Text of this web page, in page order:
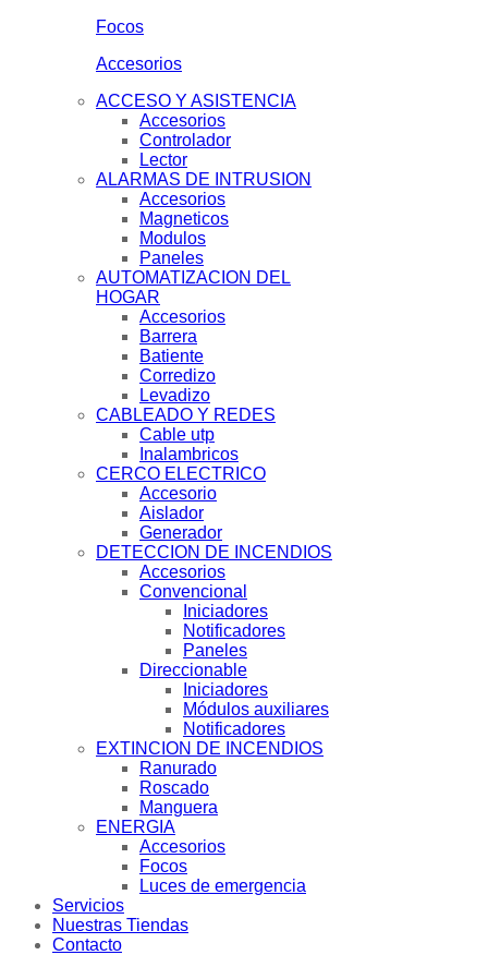
Focos
Accesorios
ACCESO Y ASISTENCIA
Accesorios
Controlador
Lector
ALARMAS DE INTRUSION
Accesorios
Magneticos
Modulos
Paneles
AUTOMATIZACION DEL
HOGAR
Accesorios
Barrera
Batiente
Corredizo
Levadizo
CABLEADO Y REDES
Cable utp
Inalambricos
CERCO ELECTRICO
Accesorio
Aislador
Generador
DETECCION DE INCENDIOS
Accesorios
Convencional
Iniciadores
Notificadores
Paneles
Direccionable
Iniciadores
Módulos auxiliares
Notificadores
EXTINCION DE INCENDIOS
Ranurado
Roscado
Manguera
ENERGIA
Accesorios
Focos
Luces de emergencia
Servicios
Nuestras Tiendas
Contacto